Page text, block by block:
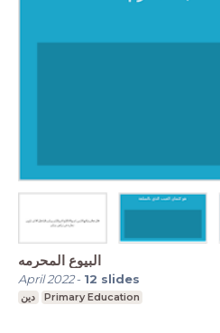
البيوع المحرمه
April 2022- 12 slides
دين Primary Education